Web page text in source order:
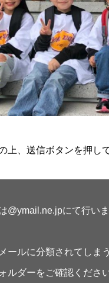
上、送信ボタンを押し
@ymail.ne.jpにて行い
ールに分類されてしま
ルダーをご確認くださ